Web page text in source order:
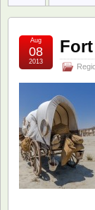
Aug
08
2013